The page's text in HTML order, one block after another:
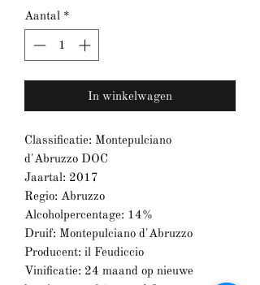
Aantal *
In winkelwagen
Classificatie: Montepulciano
d'Abruzzo DOC
Jaartal: 2017
Regio: Abruzzo
Alcoholpercentage: 14%
Druif: Montepulciano d'Abruzzo
Producent: il Feudiccio
Vinificatie: 24 maand op nieuwe